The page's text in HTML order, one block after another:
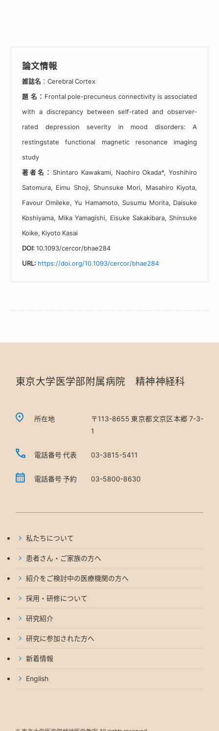
論文情報
雑誌名 ：Cerebral Cortex
題 名： Frontal pole-precuneus connectivity is associated
with a discrepancy between self-rated and observer-
rated depression severity in mood disorders: A
restingstate functional magnetic resonance imaging
study
著者名： Shintaro Kawakami, Naohiro Okada*, Yoshihiro
Satomura, Eimu Shoji, Shunsuke Mori, Masahiro Kiyota,
Favour Omileke, Yu Hamamoto, Susumu Morita, Daisuke
Koshiyama, Mika Yamagishi, Eisuke Sakakibara, Shinsuke
Koike, Kiyoto Kasai
DOI: 10.1093/cercor/bhae284
URL: https://doi.org/10.1093/cercor/bhae284
東京大学医学部附属病院 精神神経科
所在地
〒113-8655 東京都文京区本郷 7-3-
1
電話番号 代表 03-3815-5411
電話番号 予約 03-5800-8630
私たちについて
患者さん・ご家族の方へ
紹介をご検討中の医療機関の方へ
採用・研修について
研究紹介
研究に参加された方へ
新着情報
English